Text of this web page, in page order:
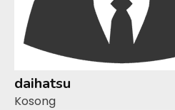
daihatsu
Kosong